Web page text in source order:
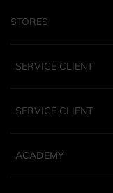
STORES
SERVICE CLIENT
SERVICE CLIENT
ACADEMY